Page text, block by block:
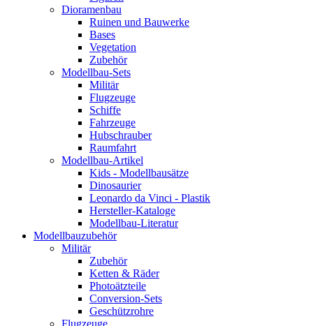
Dioramenbau
Ruinen und Bauwerke
Bases
Vegetation
Zubehör
Modellbau-Sets
Militär
Flugzeuge
Schiffe
Fahrzeuge
Hubschrauber
Raumfahrt
Modellbau-Artikel
Kids - Modellbausätze
Dinosaurier
Leonardo da Vinci - Plastik
Hersteller-Kataloge
Modellbau-Literatur
Modellbauzubehör
Militär
Zubehör
Ketten & Räder
Photoätzteile
Conversion-Sets
Geschützrohre
Flugzeuge